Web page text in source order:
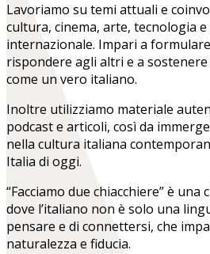
Lavoriamo su temi attuali e
cultura, cinema, arte, tecnologia
internazionale. Impari a
rispondere agli altri e a
come un vero italiano.
Inoltre utilizziamo materiale
podcast e articoli, così da
nella cultura italiana
Italia di oggi.
“Facciamo due chiacchiere” è una
dove l’italiano non è solo una
pensare e di connettersi, che
naturalezza e fiducia.